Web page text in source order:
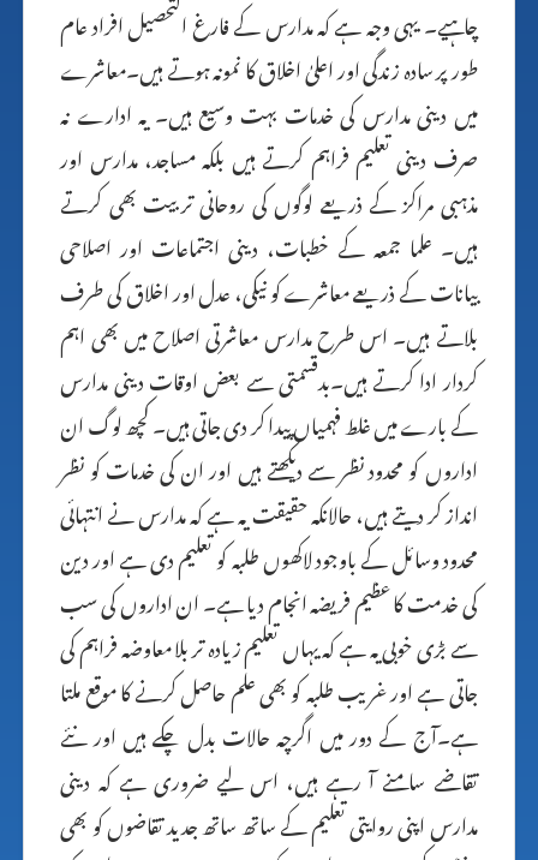
چاہیے۔ یہی وجہ ہے کہ مدارس کے فارغ التحصیل افراد عام
طور پر سادہ زندگی اور اعلیٰ اخلاق کا نمونہ ہوتے ہیں۔معاشرے
میں دینی مدارس کی خدمات بہت وسیع ہیں۔ یہ ادارے نہ
صرف دینی تعلیم فراہم کرتے ہیں بلکہ مساجد، مدارس اور
مذہبی مراکز کے ذریعے لوگوں کی روحانی تربیت بھی کرتے
ہیں۔ علما جمعہ کے خطبات، دینی اجتماعات اور اصلاحی
بیانات کے ذریعے معاشرے کو نیکی، عدل اور اخلاق کی طرف
بلاتے ہیں۔ اس طرح مدارس معاشرتی اصلاح میں بھی اہم
کردار ادا کرتے ہیں۔بدقسمتی سے بعض اوقات دینی مدارس
کے بارے میں غلط فہمیاں پیدا کر دی جاتی ہیں۔ کچھ لوگ ان
اداروں کو محدود نظر سے دیکھتے ہیں اور ان کی خدمات کو نظر
انداز کر دیتے ہیں، حالانکہ حقیقت یہ ہے کہ مدارس نے انتہائی
محدود وسائل کے باوجود لاکھوں طلبہ کو تعلیم دی ہے اور دین
کی خدمت کا عظیم فریضہ انجام دیا ہے۔ ان اداروں کی سب
سے بڑی خوبی یہ ہے کہ یہاں تعلیم زیادہ تر بلا معاوضہ فراہم کی
جاتی ہے اور غریب طلبہ کو بھی علم حاصل کرنے کا موقع ملتا
ہے۔آج کے دور میں اگرچہ حالات بدل چکے ہیں اور نئے
تقاضے سامنے آ رہے ہیں، اس لیے ضروری ہے کہ دینی
مدارس اپنی روایتی تعلیم کے ساتھ ساتھ جدید تقاضوں کو بھی